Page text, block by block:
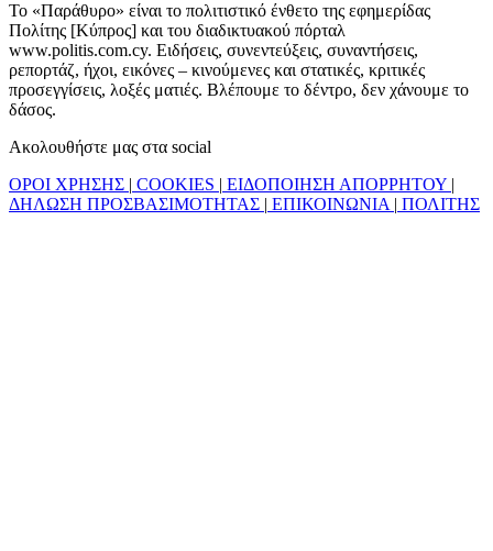
Το «Παράθυρο» είναι το πολιτιστικό ένθετο της εφημερίδας
Πολίτης [Κύπρος] και του διαδικτυακού πόρταλ
www.politis.com.cy. Ειδήσεις, συνεντεύξεις, συναντήσεις,
ρεπορτάζ, ήχοι, εικόνες – κινούμενες και στατικές, κριτικές
προσεγγίσεις, λοξές ματιές. Βλέπουμε το δέντρο, δεν χάνουμε το
δάσος.
Ακολουθήστε μας στα social
ΟΡΟΙ ΧΡΗΣΗΣ | COOKIES | ΕΙΔΟΠΟΙΗΣΗ ΑΠΟΡΡΗΤΟΥ |
ΔΗΛΩΣΗ ΠΡΟΣΒΑΣΙΜΟΤΗΤΑΣ | ΕΠΙΚΟΙΝΩΝΙΑ | ΠΟΛΙΤΗΣ